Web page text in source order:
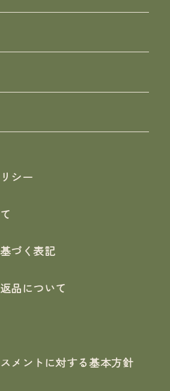
シー
づく表記
品について
メントに対する基本方針